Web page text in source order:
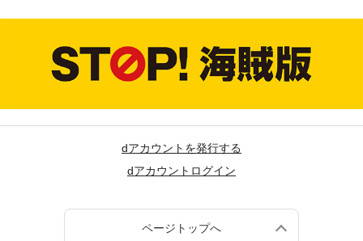
dアカウントを発行する
dアカウントログイン
ページトップへ